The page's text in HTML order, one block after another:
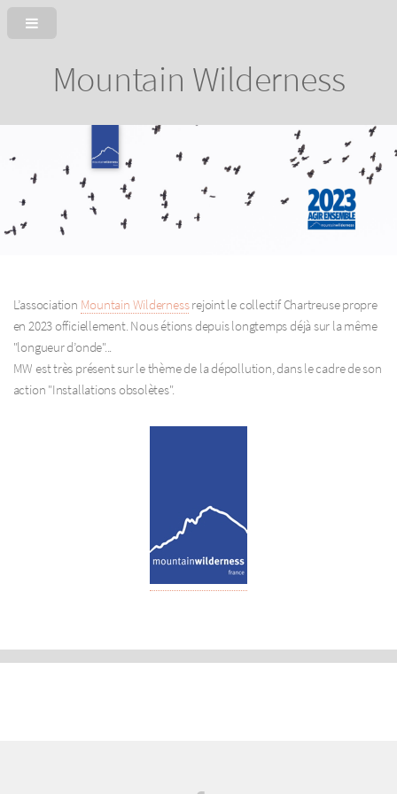
Mountain Wilderness
L’association Mountain Wildernessrejoint le collectif Chartreuse propre
en 2023 officiellement. Nous étions depuis longtemps déjà sur la même
"longueur d’onde"...
MW est très présent sur le thème de la dépollution, dans le cadre de son
action "Installations obsolètes".